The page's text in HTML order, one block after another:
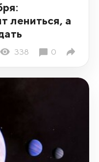
лениться, а
338 0